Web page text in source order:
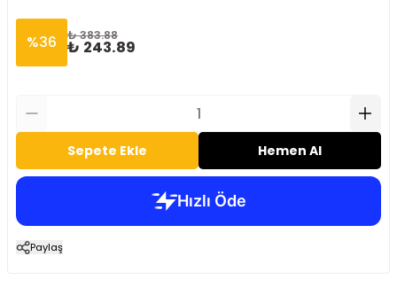
%36 ₺ 383.88
₺ 243.89
Sepete Ekle Hemen Al
Paylaş